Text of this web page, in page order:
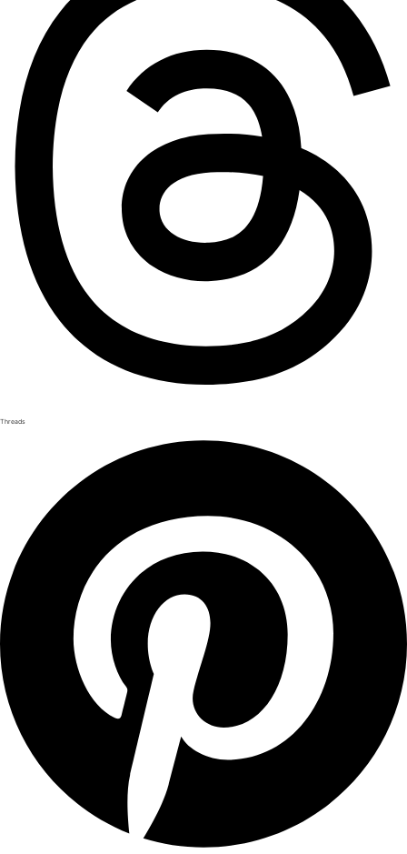
Threads